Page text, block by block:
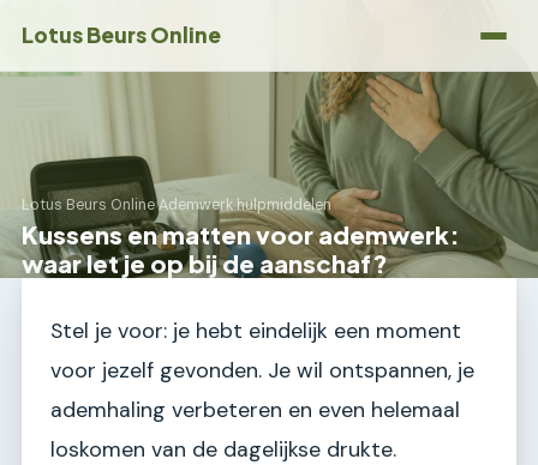
Lotus Beurs Online
Lotus Beurs Online›Ademwerk hulpmiddelen
Kussens en matten voor ademwerk:
waar let je op bij de aanschaf?
Stel je voor: je hebt eindelijk een moment
voor jezelf gevonden. Je wil ontspannen, je
ademhaling verbeteren en even helemaal
loskomen van de dagelijkse drukte.